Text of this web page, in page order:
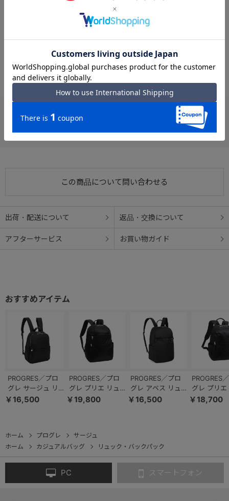
お支払い方法
クレジットカード
この商品について問い合わせる
出荷・配送について 返品・交換について
アフターサービス お買い物ガイド
#リュック ボトルホルダー
#リュック 光沢感 #プログレ リュック
#PROGRES リュック
※クリックするとタグに関連した商品が表示されます。
PROGRES／プロ
グレ サージュ リ
ュックサック
￥16,500
PROGRES／プロ
グレ プリエ リュ
ックサック 68167
￥19,800
PROGRES／プロ
グレ アベス リュ
ックサック A4フ
￥16,500
PROGRES
グレ プリエ
ックサック
￥18,700
ホーム プログレ
サージュ
ホーム
カジュアルバッグ リュック・バックパック
PC スマートフォン